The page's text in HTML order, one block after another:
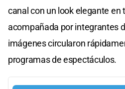
canal con un look elegante en
acompañada por integrantes
imágenes circularon
programas de espectáculos.